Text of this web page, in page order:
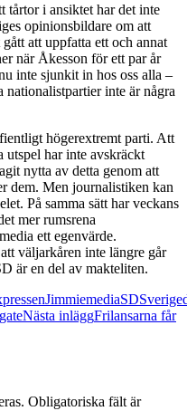
tårtor i ansiktet har det inte
opinionsbildare om att
att uppfatta ett och annat
när Åkesson för ett par år
inte sjunkit in hos oss alla –
inte är några
högerextremt parti. Att
utspel har inte avskräckt
nytta av detta genom att
dem. Men journalistiken kan
På samma sätt har veckans
mer rumsrena
ett egenvärde.
väljarkåren inte längre går
är en del av makteliten.
JimmiemediaSD
Nästa inläggFrilansarna får
Obligatoriska fält är